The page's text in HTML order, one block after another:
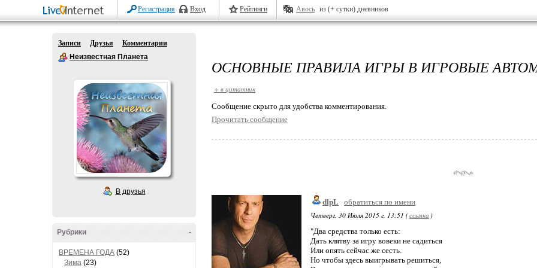
Регистрация Вход Рейтинги Авось из (+ сутки) дневников
Записи Друзья
Комментарии
Неизвестная Планета
В друзья
-
Рубрики
ВРЕМЕНА ГОДА (52)
Зима (23)
ОСНОВНЫЕ ПРАВИЛА ИГРЫ В ИГРОВЫЕ
+ в цитатник
Cообщение скрыто для удобства комментирования.
Прочитать сообщение
dlpL
обратиться по имени
Четверг, 30 Июля 2015 г. 13:51 (ссылка )
"Два средства только есть:
Дать клятву за игру вовеки не садиться
Или опять сейчас же сесть.
Но чтобы здесь выигрывать решиться,